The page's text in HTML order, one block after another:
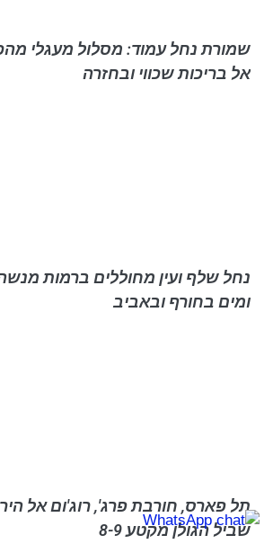
שמורת נחל עמוד: מסלול מעגלי
אל בריכות שכווי ובחזרה
נחל שלף ועין מחוללים ברמות
ומים בחורף ובאביב
תל פארס, חורבת פרג', רוג'ום אל
שביל הגולן מקטע 8-9